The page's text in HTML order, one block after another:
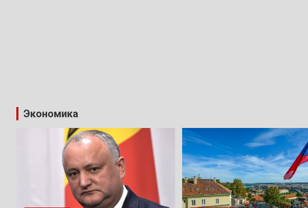
Экономика